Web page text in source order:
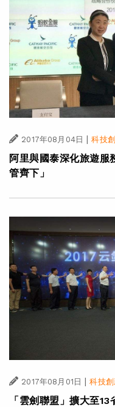
2017年08月04日 | 科技
阿里與國泰深化旅遊服
管齊下」
2017年08月01日 | 科技
「雲劍聯盟」擴大至